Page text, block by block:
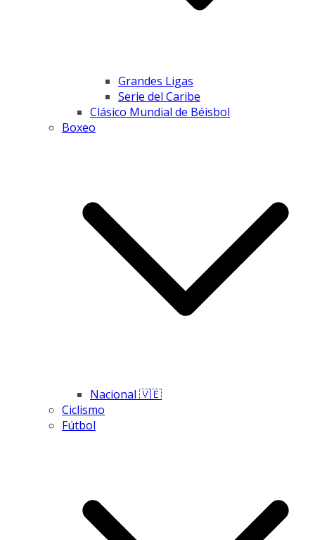
Grandes Ligas
Serie del Caribe
Clásico Mundial de Béisbol
Boxeo
Nacional 🇻🇪
Ciclismo
Fútbol